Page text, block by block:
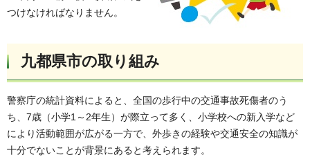
つけなければなりません。
九都県市の取り組み
警察庁の統計資料によると、全国の歩行中の交通事故死傷者のう
ち、7歳（小学1～2年生）が際立って多く、小学校への新入学など
により活動範囲が広がる一方で、外歩きの経験や交通安全の知識が
十分でないことが背景にあると考えられます。